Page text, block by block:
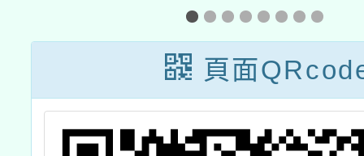
整合性計畫課程
規劃研習：傳統
染藝之美
聘
頁面